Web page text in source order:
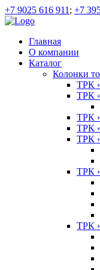
+7 9025 616 911 ; +7
Главная
О компании
Каталог
Колонки
ТРК
ТРК
ТРК
ТРК
ТРК
ТРК
ТРК